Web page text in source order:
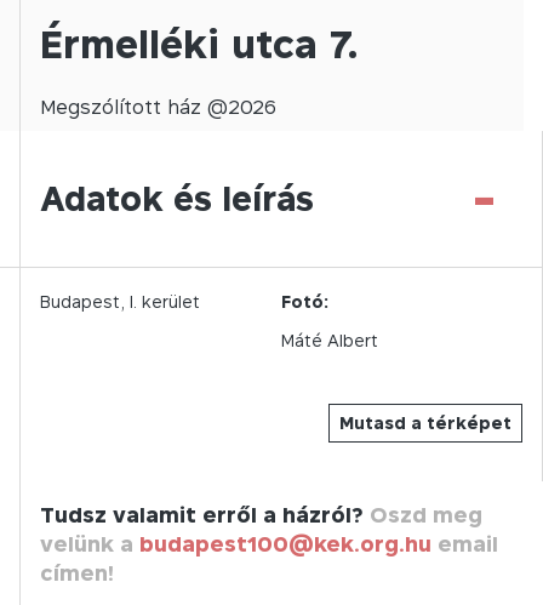
Érmelléki utca 7.
Megszólított ház @2026
Adatok és leírás -
Mutasd a térképet
Budapest, I. kerület
Fotó:
Máté Albert
Tudsz valamit erről a házról? Oszd meg
velünk a budapest100@kek.org.hu email
címen!